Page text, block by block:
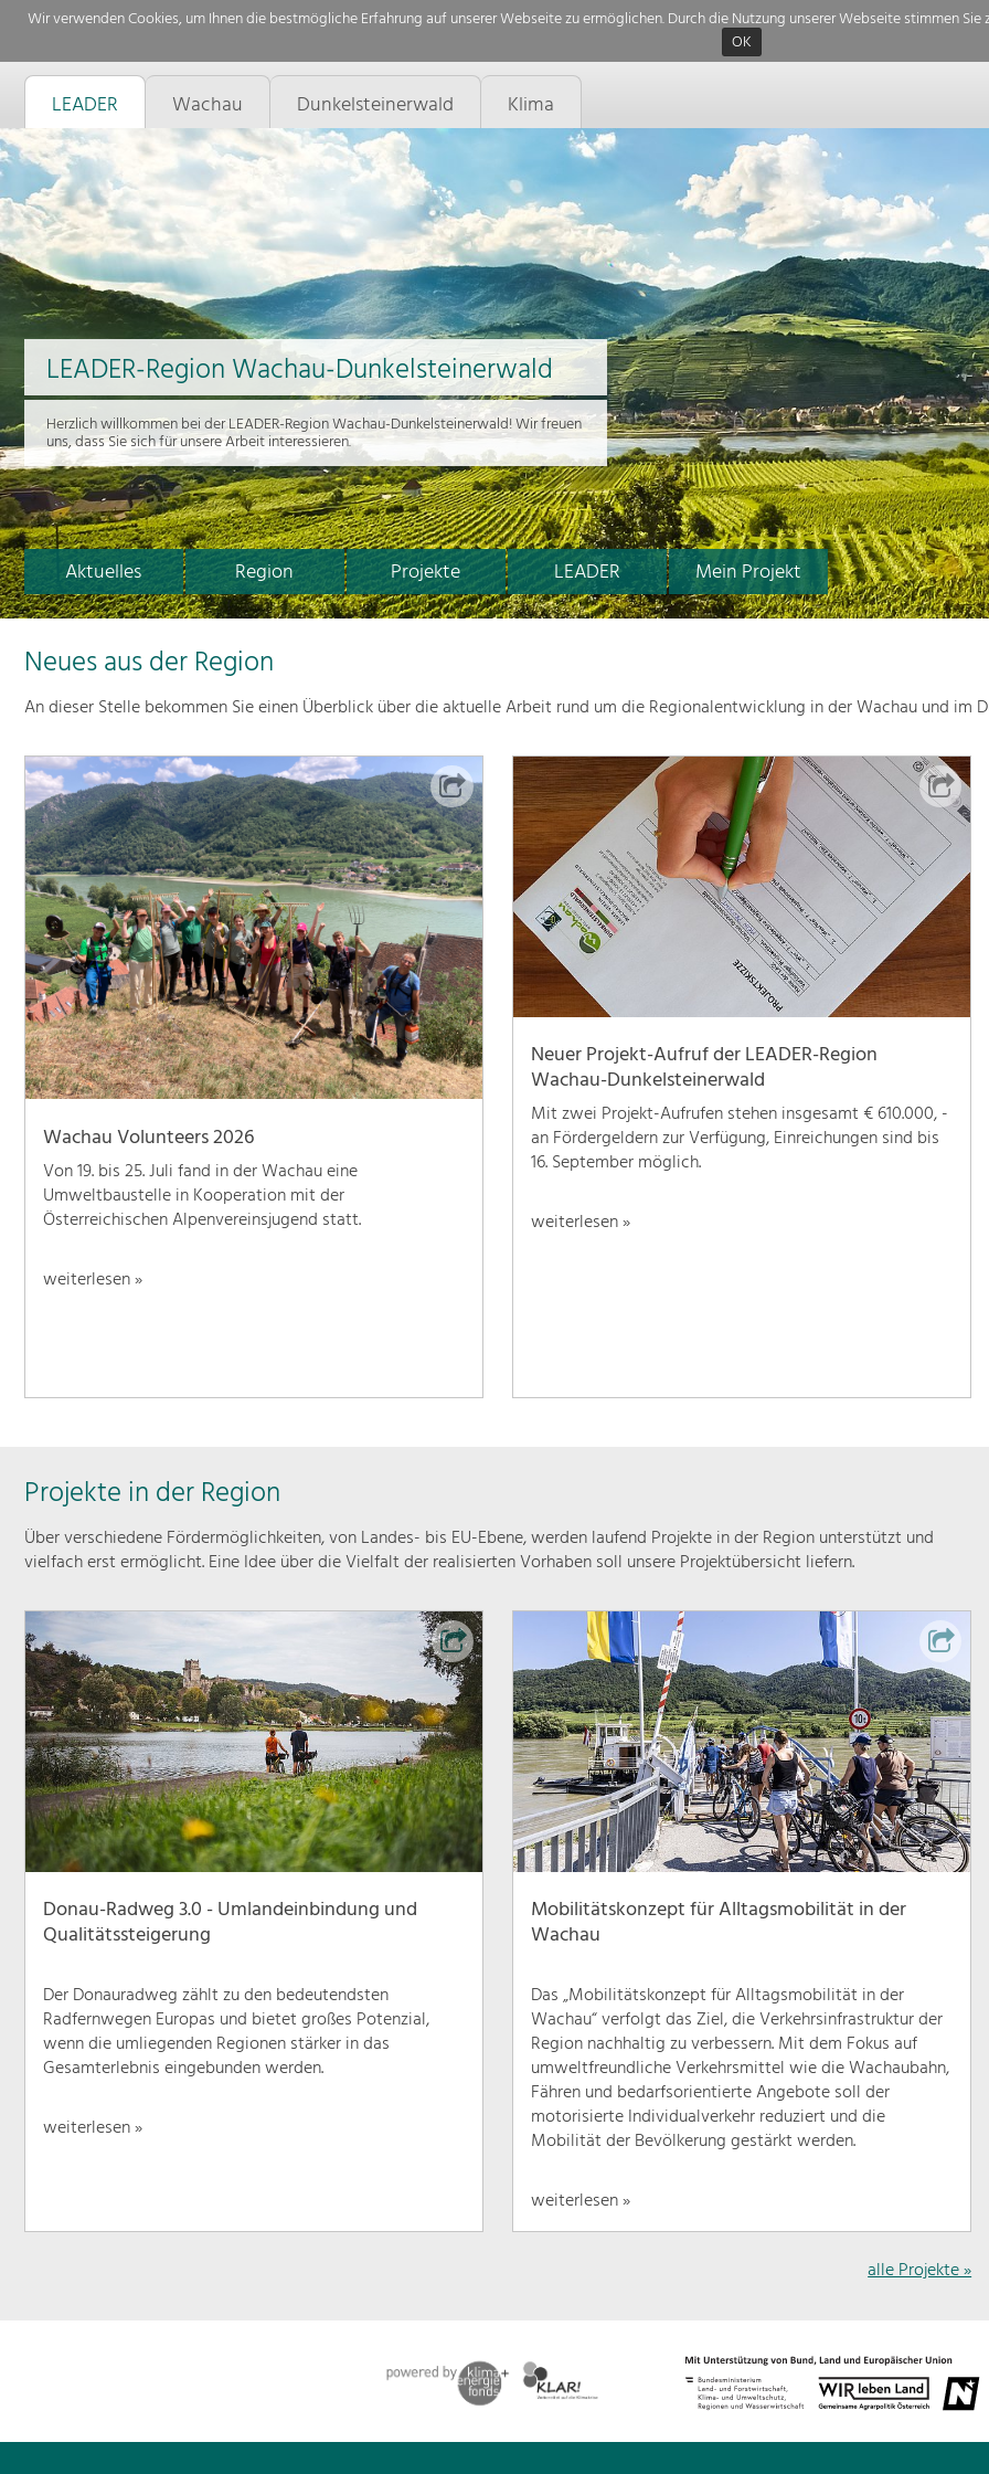
Wir verwenden Cookies, um Ihnen die bestmögliche Erfahrung auf unserer Webseite zu ermöglichen. Durch die Nutzung unserer Webseite stimmen
OK
LEADER Wachau Dunkelsteinerwald Klima
Aktuelles Region Projekte LEADER Mein Projekt
LEADER-Region Wachau-Dunkelsteinerwald
Herzlich willkommen bei der LEADER-Region Wachau-Dunkelsteinerwald! Wir freuen
uns, dass Sie sich für unsere Arbeit interessieren.
Neues aus der Region
An dieser Stelle bekommen Sie einen Überblick über die aktuelle Arbeit rund um die Regionalentwicklung in der Wachau und im
Wachau Volunteers 2026
Von 19. bis 25. Juli fand in der Wachau eine
Umweltbaustelle in Kooperation mit der
Österreichischen Alpenvereinsjugend statt.
weiterlesen »
Neuer Projekt-Aufruf der LEADER-Region
Wachau-Dunkelsteinerwald
Mit zwei Projekt-Aufrufen stehen insgesamt € 610.000, -
an Fördergeldern zur Verfügung, Einreichungen sind bis
16. September möglich.
weiterlesen »
Projekte in der Region
Über verschiedene Fördermöglichkeiten, von Landes- bis EU-Ebene, werden laufend Projekte in der Region unterstützt und
vielfach erst ermöglicht. Eine Idee über die Vielfalt der realisierten Vorhaben soll unsere Projektübersicht liefern.
Donau-Radweg 3.0 - Umlandeinbindung und
Qualitätssteigerung
Der Donauradweg zählt zu den bedeutendsten
Radfernwegen Europas und bietet großes Potenzial,
wenn die umliegenden Regionen stärker in das
Gesamterlebnis eingebunden werden.
weiterlesen »
Mobilitätskonzept für Alltagsmobilität in der
Wachau
Das „Mobilitätskonzept für Alltagsmobilität in der
Wachau“ verfolgt das Ziel, die Verkehrsinfrastruktur der
Region nachhaltig zu verbessern. Mit dem Fokus auf
umweltfreundliche Verkehrsmittel wie die Wachaubahn,
Fähren und bedarfsorientierte Angebote soll der
motorisierte Individualverkehr reduziert und die
Mobilität der Bevölkerung gestärkt werden.
weiterlesen »
alle Projekte »